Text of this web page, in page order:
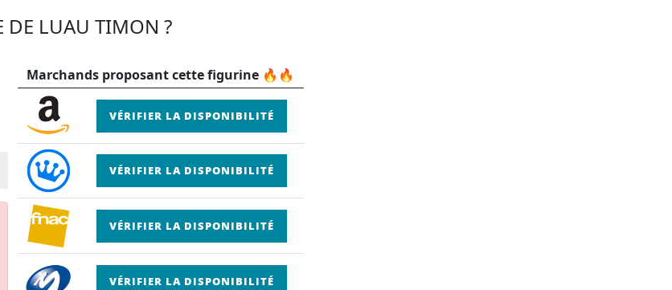
DE LUAU TIMON ?
Marchands proposant cette figurine 🔥🔥
VÉRIFIER LA DISPONIBILITÉ
VÉRIFIER LA DISPONIBILITÉ
VÉRIFIER LA DISPONIBILITÉ
VÉRIFIER LA DISPONIBILITÉ